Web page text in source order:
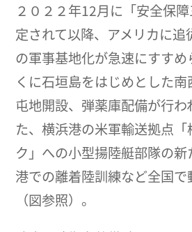
２０２２年12月に「安全保
定されて以降、アメリカに追
の軍事基地化が急速にすすめ
くに石垣島をはじめとした
屯地開設、弾薬庫配備が行わ
た、横浜港の米軍輸送拠点「
ク」への小型揚陸艇部隊の
港での離着陸訓練など全国
（図参照）。